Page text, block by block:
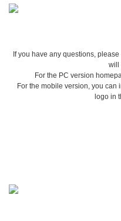
If you have any questions,
will
For the PC version
For the mobile version, you
logo in